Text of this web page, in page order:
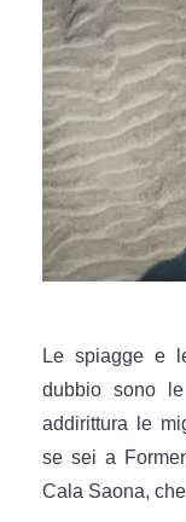
Le spiagge e
dubbio sono
addirittura le
se sei a
Cala Saona,